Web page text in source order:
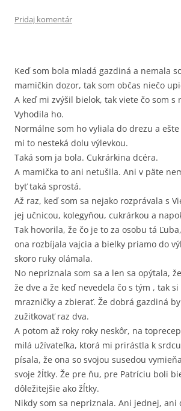
Pridaj komentár
Keď som bola mladá gazdiná a nemala
mamičkin dozor, tak som občas niečo
A keď mi zvýšil bielok, tak viete čo som s
Vyhodila ho.
Normálne som ho vyliala do drezu a
mi to nesteká dolu výlevkou.
Taká som ja bola. Cukrárkina dcéra.
A mamička to ani netušila. Ani v päte
byť taká sprostá.
Až raz, keď som sa nejako rozprávala s
jej učnicou, kolegyňou, cukrárkou a
Tak hovorila, že čo je to za osobu tá
ona rozbíjala vajcia a bielky priamo do
skoro ruky olámala.
No nepriznala som sa a len sa opýtala,
že dve a že keď nevedela čo s tým , tak
mrazničky a zbierať. Že dobrá gazdiná
zužitkovať raz dva.
A potom až roky roky neskôr, na
milá užívateľka, ktorá mi prirástla k
písala, že ona so svojou susedou
svoje žĺtky. Že pre ňu, pre Patríciu boli
dôležitejšie ako žĺtky.
Nikdy som sa nepriznala. Ani jednej,